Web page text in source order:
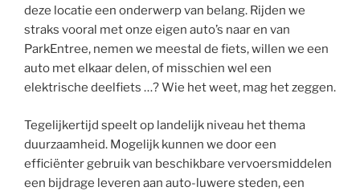
deze locatie een onderwerp van belang. Rijden we
straks vooral met onze eigen auto’s naar en van
ParkEntree, nemen we meestal de fiets, willen we een
auto met elkaar delen, of misschien wel een
elektrische deelfiets …? Wie het weet, mag het zeggen.
Tegelijkertijd speelt op landelijk niveau het thema
duurzaamheid. Mogelijk kunnen we door een
efficiënter gebruik van beschikbare vervoersmiddelen
een bijdrage leveren aan auto-luwere steden, een